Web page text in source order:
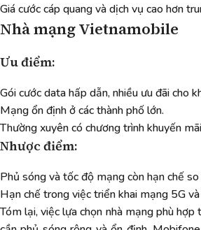
Giá cước cáp quang và dịch vụ cao hơn
Nhà mạng Vietnamobile
Ưu điểm:
Gói cước data hấp dẫn, nhiều ưu đãi cho
Mạng ổn định ở các thành phố lớn.
Thường xuyên có chương trình khuyến
Nhược điểm:
Phủ sóng và tốc độ mạng còn hạn chế
Hạn chế trong việc triển khai mạng 5G
Tóm lại, việc lựa chọn nhà mạng phù